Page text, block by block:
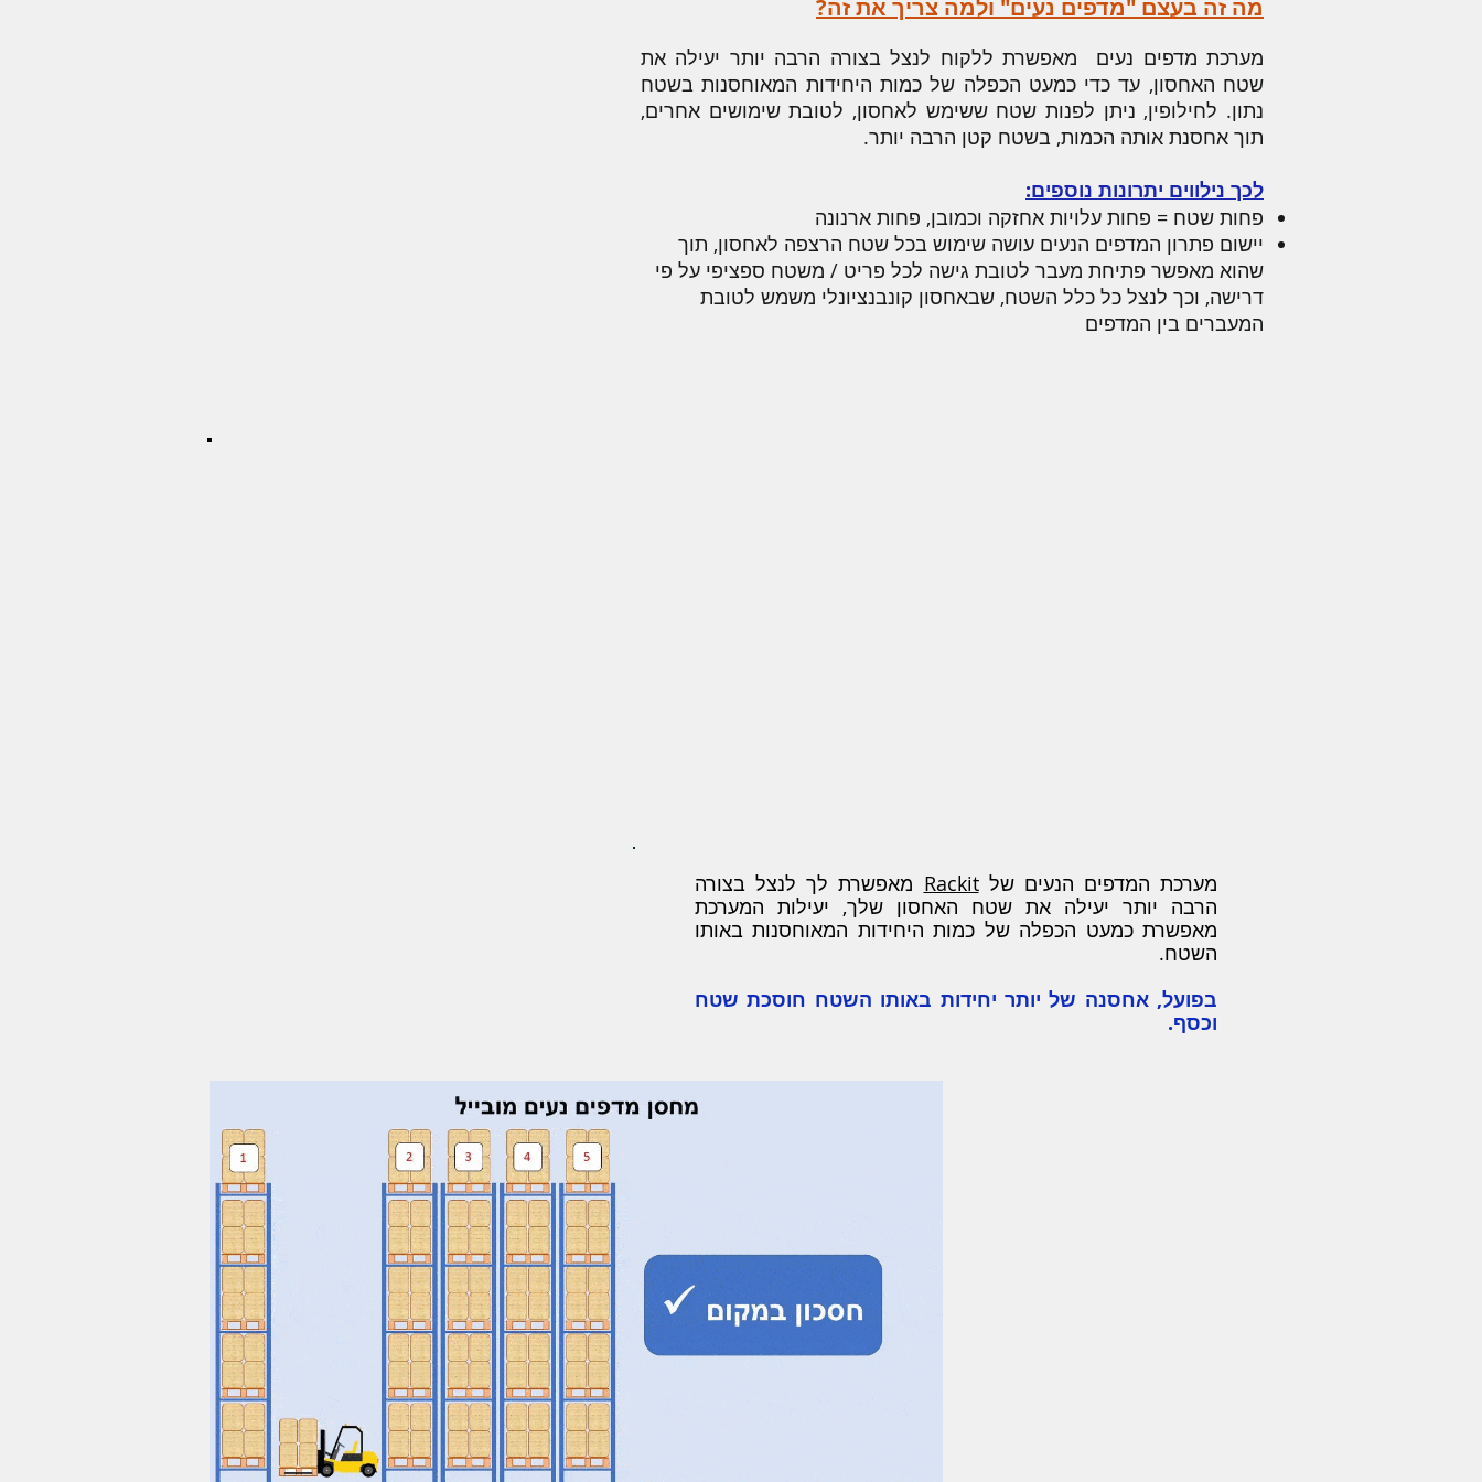
מה זה בעצם "מדפים נעים" ולמה צריך את זה?
מערכת מדפים נעים מאפשרת ללקוח לנצל בצורה הרבה יותר יעילה את
שטח האחסון, עד כדי כמעט הכפלה של כמות היחידות המאוחסנות בשטח
נתון. לחילופין, ניתן לפנות שטח ששימש לאחסון, לטובת שימושים אחרים,
תוך אחסנת אותה הכמות, בשטח קטן הרבה יותר.
לכך נילווים יתרונות נוספים:
פחות שטח = פחות עלויות אחזקה וכמובן, פחות ארנונה
יישום פתרון המדפים הנעים עושה שימוש בכל שטח הרצפה לאחסון, תוך
שהוא מאפשר פתיחת מעבר לטובת גישה לכל פריט / משטח ספציפי על פי
דרישה, וכך לנצל כל כלל השטח, שבאחסון קונבנציונלי משמש לטובת
המעברים בין המדפים
מערכת המדפים הנעים שלRackit מאפשרת לך לנצל בצורה
הרבה יותר יעילה את שטח האחסון שלך, יעילות המערכת
מאפשרת כמעט הכפלה של כמות היחידות המאוחסנות באותו
השטח.
בפועל, אחסנה של יותר יחידות באותו השטח חוסכת שטח
וכסף.